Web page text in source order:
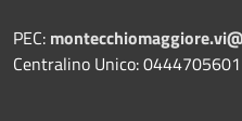
PEC:
Centralino Unico: 0444705601